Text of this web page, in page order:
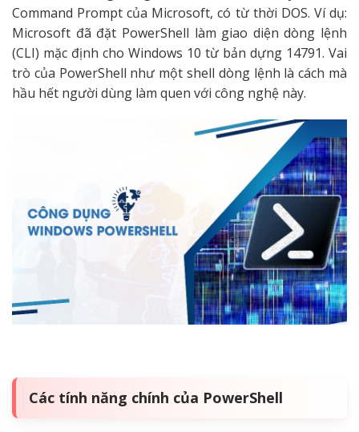
Command Prompt của Microsoft, có từ thời DOS. Ví dụ:
Microsoft đã đặt PowerShell làm giao diện dòng lệnh
(CLI) mặc định cho Windows 10 từ bản dựng 14791. Vai
trò của PowerShell như một shell dòng lệnh là cách mà
hầu hết người dùng làm quen với công nghệ này.
Các tính năng chính của PowerShell